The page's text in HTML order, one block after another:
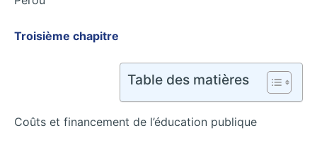
Troisième chapitre
Table des matières
Coûts et financement de l’éducation publique